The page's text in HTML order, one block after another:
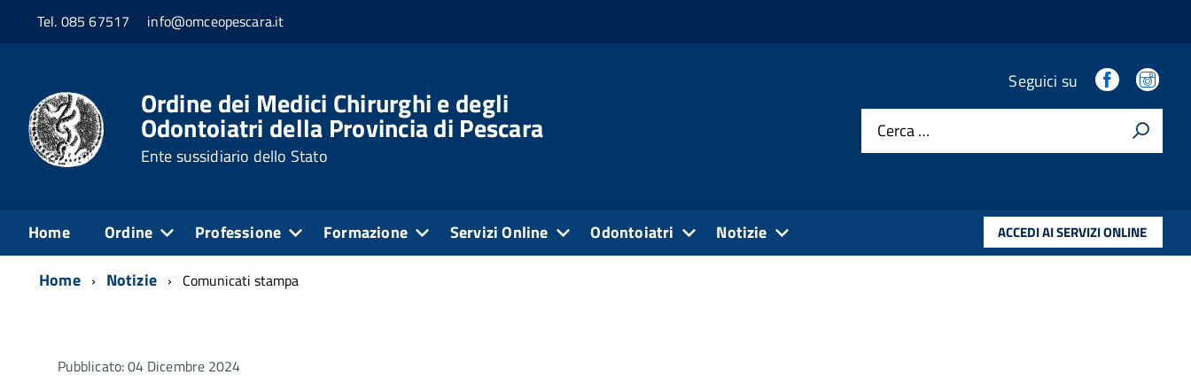
Tel. 085 67517 info@omceopescara.it
Ordine dei Medici Chirurghi e degli
Odontoiatri della Provincia di Pescara
Ente sussidiario dello Stato
Seguici su
Cerca …
Home Ordine Professione Formazione Servizi Online Odontoiatri Notizie ACCEDI AI SERVIZI ONLINE
Home Notizie Comunicati stampa
Pubblicato: 04 Dicembre 2024